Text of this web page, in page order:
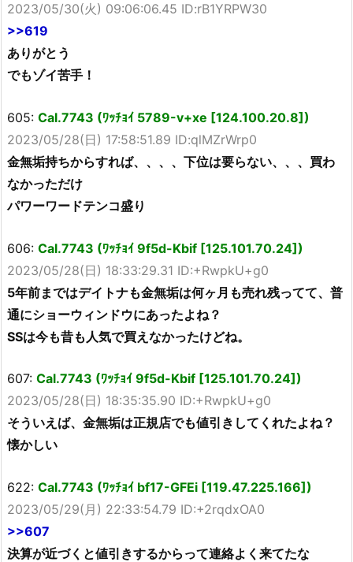
2023/05/30(火) 09:06:06.45 ID:rB1YRPW30
>>619
ありがとう
でもゾイ苦手！
605: Cal.7743 (ﾜｯﾁｮｲ 5789-v+xe [124.100.20.8])
2023/05/28(日) 17:58:51.89 ID:qlMZrWrp0
金無垢持ちからすれば、、、、下位は要らない、、、買わ
なかっただけ
パワーワードテンコ盛り
606: Cal.7743 (ﾜｯﾁｮｲ 9f5d-Kbif [125.101.70.24])
2023/05/28(日) 18:33:29.31 ID:+RwpkU+g0
5年前まではデイトナも金無垢は何ヶ月も売れ残ってて、普
通にショーウィンドウにあったよね？
SSは今も昔も人気で買えなかったけどね。
607: Cal.7743 (ﾜｯﾁｮｲ 9f5d-Kbif [125.101.70.24])
2023/05/28(日) 18:35:35.90 ID:+RwpkU+g0
そういえば、金無垢は正規店でも値引きしてくれたよね？
懐かしい
622: Cal.7743 (ﾜｯﾁｮｲ bf17-GFEi [119.47.225.166])
2023/05/29(月) 22:33:54.79 ID:+2rqdxOA0
>>607
決算が近づくと値引きするからって連絡よく来てたな